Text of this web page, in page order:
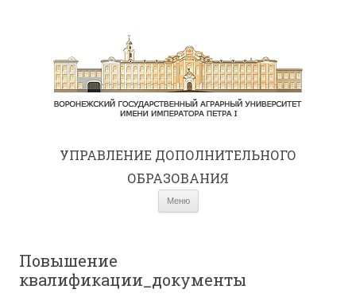
УПРАВЛЕНИЕ ДОПОЛНИТЕЛЬНОГО
ОБРАЗОВАНИЯ
Меню
Повышение
квалификации_документы